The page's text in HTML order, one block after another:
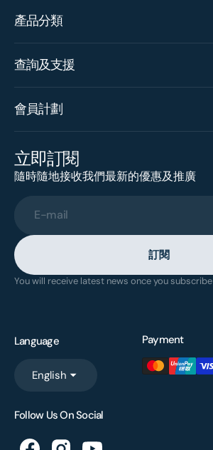
產品分類
查詢及支援
會員計劃
立即訂閱
隨時隨地接收我們最新的優惠及推廣
E-mail
訂閱
You will receive latest news once you subscribe
Language
English
Payment
Follow Us On Social